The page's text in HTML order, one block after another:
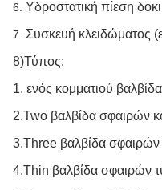
6. Υδροστατική πίεση
7. Συσκευή κλειδώματος
8)Τύπος:
1. ενός κομματιού
2.Two βαλβίδα σφαιρών
3.Three βαλβίδα σφαιρών
4.Thin βαλβίδα σφαιρών